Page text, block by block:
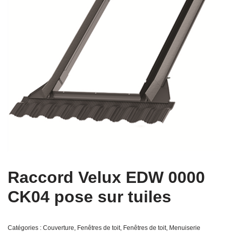
Raccord Velux EDW 0000
CK04 pose sur tuiles
Catégories : Couverture, Fenêtres de toit, Fenêtres de toit, Menuiserie